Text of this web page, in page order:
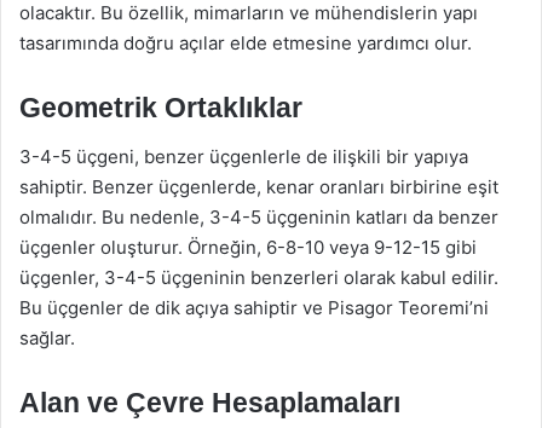
olacaktır. Bu özellik, mimarların ve mühendislerin yapı
tasarımında doğru açılar elde etmesine yardımcı olur.
Geometrik Ortaklıklar
3-4-5 üçgeni, benzer üçgenlerle de ilişkili bir yapıya
sahiptir. Benzer üçgenlerde, kenar oranları birbirine eşit
olmalıdır. Bu nedenle, 3-4-5 üçgeninin katları da benzer
üçgenler oluşturur. Örneğin, 6-8-10 veya 9-12-15 gibi
üçgenler, 3-4-5 üçgeninin benzerleri olarak kabul edilir.
Bu üçgenler de dik açıya sahiptir ve Pisagor Teoremi’ni
sağlar.
Alan ve Çevre Hesaplamaları